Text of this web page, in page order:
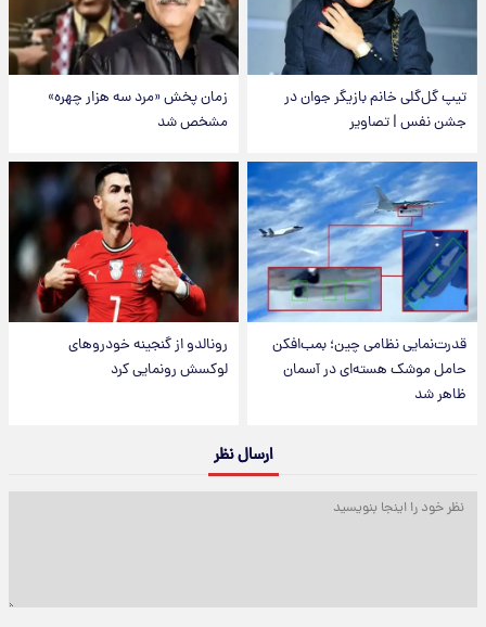
تیپ گل‌گلی خانم بازیگر جوان در
جشن نفس | تصاویر
زمان پخش «مرد سه هزار چهره»
مشخص شد
قدرت‌نمایی نظامی چین؛ بمب‌افکن
حامل موشک هسته‌ای در آسمان
ظاهر شد
رونالدو از گنجینه خودروهای
لوکسش رونمایی کرد
ارسال نظر